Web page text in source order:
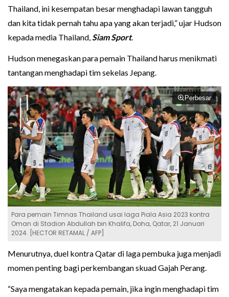
Thailand, ini kesempatan besar menghadapi lawan tangguh
dan kita tidak pernah tahu apa yang akan terjadi,” ujar Hudson
kepada media Thailand,Siam Sport.
Hudson menegaskan para pemain Thailand harus menikmati
tantangan menghadapi tim sekelas Jepang.
Perbesar
Para pemain Timnas Thailand usai laga Piala Asia 2023 kontra
Oman di Stadion Abdullah bin Khalifa, Doha, Qatar, 21 Januari
2024. [HECTOR RETAMAL / AFP]
Menurutnya, duel kontra Qatar di laga pembuka juga menjadi
momen penting bagi perkembangan skuad Gajah Perang.
“Saya mengatakan kepada pemain, jika ingin menghadapi tim